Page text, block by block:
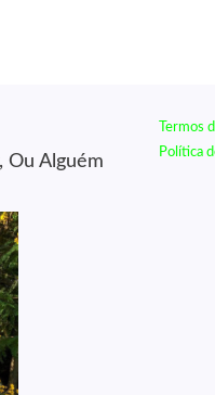
Ou Alguém
Termos
Política